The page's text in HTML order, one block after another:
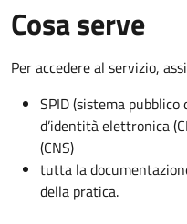
Cosa serve
Per accedere al servizio,
SPID (sistema
d’identità elettronica
(CNS)
tutta la
della pratica.